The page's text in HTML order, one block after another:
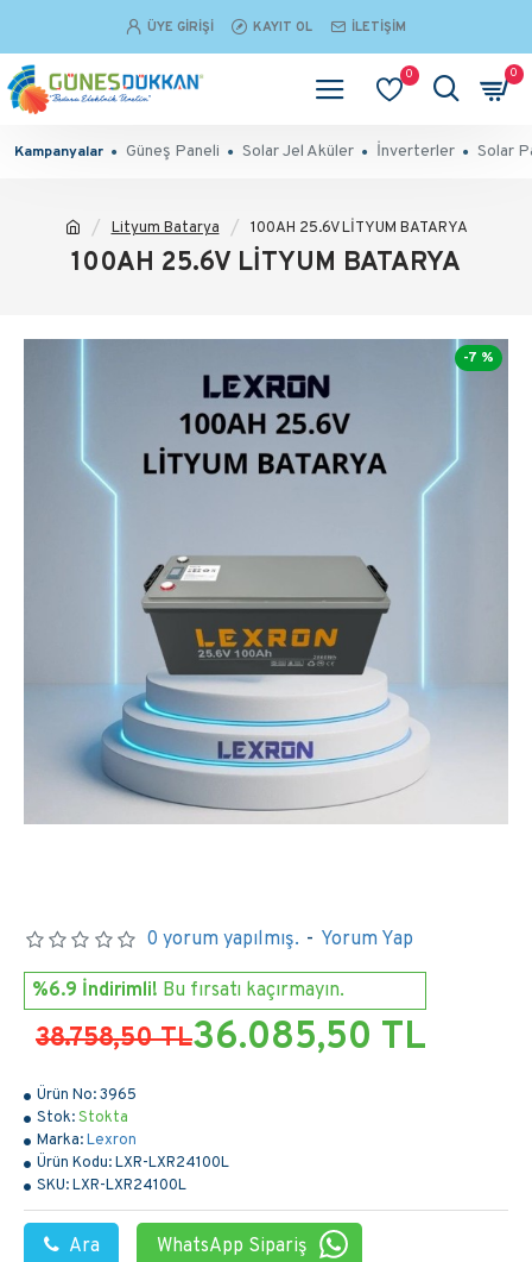
ÜYE GIRIŞI KAYIT OL İLETIŞIM
0 0
Kampanyalar Güneş Paneli Solar Jel Aküler İnverterler Solar
Lityum Batarya 100AH 25.6V LİTYUM BATARYA
100AH 25.6V LİTYUM BATARYA
-7 %
Ürün No:3965
Stok:Stokta
Marka:Lexron
Ürün Kodu:LXR-LXR24100L
SKU:LXR-LXR24100L
Ara WhatsApp Sipariş
0 yorum yapılmış. - Yorum Yap
%6.9 İndirimli! Bu fırsatı kaçırmayın.
38.758,50 TL36.085,50 TL